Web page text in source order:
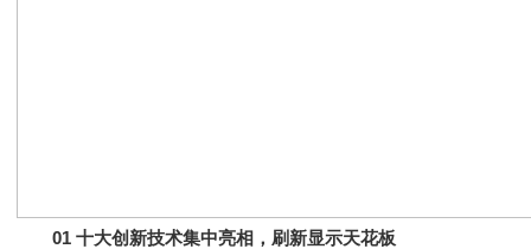
01 十大创新技术集中亮相，刷新显示天花板